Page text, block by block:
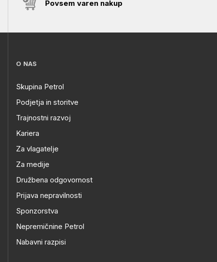
Povsem varen nakup
O NAS
Skupina Petrol
Podjetja in storitve
Trajnostni razvoj
Kariera
Za vlagatelje
Za medije
Družbena odgovornost
Prijava nepravilnosti
Sponzorstva
Nepremičnine Petrol
Nabavni razpisi